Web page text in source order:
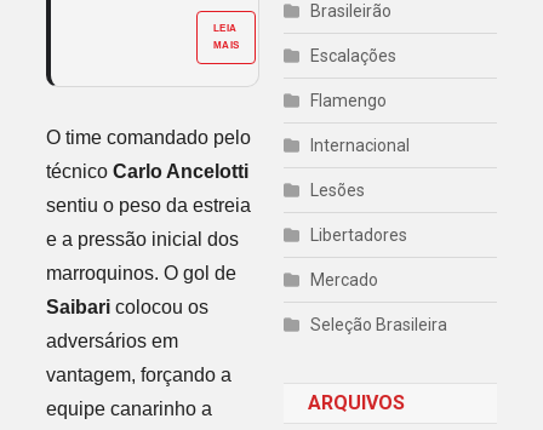
LEIA
MAIS
O time comandado pelo
técnico Carlo Ancelotti
sentiu o peso da estreia
e a pressão inicial dos
marroquinos. O gol de
Saibaricolocou os
adversários em
vantagem, forçando a
equipe canarinho a
Brasileirão
Escalações
Flamengo
Internacional
Lesões
Libertadores
Mercado
Seleção Brasileira
ARQUIVOS